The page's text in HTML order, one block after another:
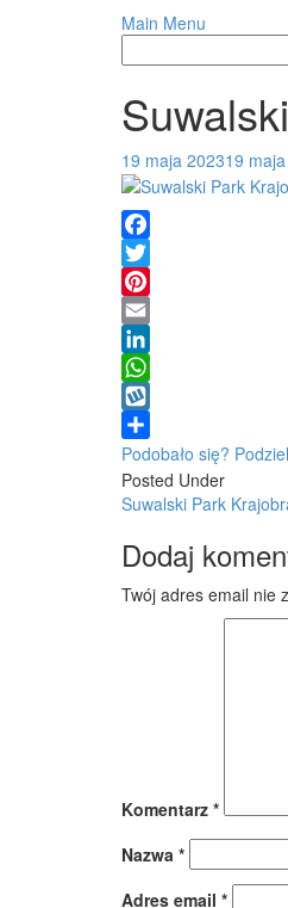
Main Menu
19 maja 202319
Facebook
Twitter
Pinterest
Email
LinkedIn
WhatsApp
Wykop
Podobało się?
Posted Under
Post
navigation
Suwalski Park
Dodaj
Twój adres email nie
Komentarz *
Nazwa *
Adres email *